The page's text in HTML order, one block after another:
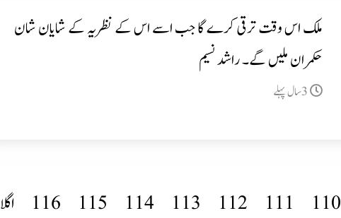
ملک اس وقت ترقی کرے گا جب اسے اس کے نظریہ کے شایان شان
حکمران ملیں گے۔ راشد نسیم
110
111
112
113
114
115
116
اگلا